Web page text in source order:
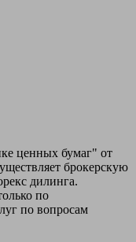
ценных бумаг" от
брокерскую
дилинга.
по
по вопросам